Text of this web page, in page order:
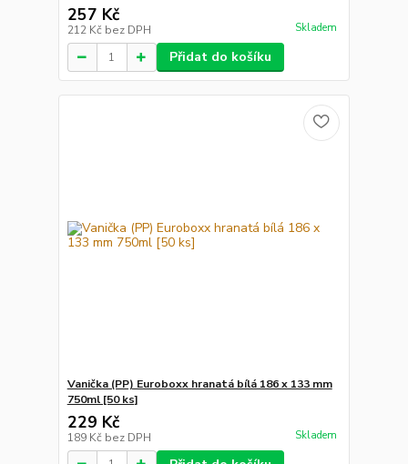
257 Kč
212 Kč bez DPH Skladem
Přidat do košíku
Vanička (PP) Euroboxx hranatá bílá 186 x 133 mm
750ml [50 ks]
229 Kč
189 Kč bez DPH Skladem